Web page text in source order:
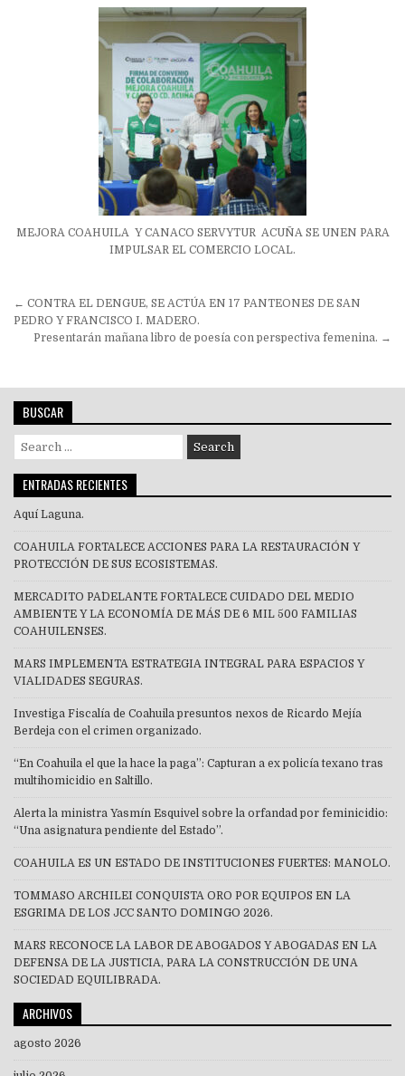
MEJORA COAHUILA Y CANACO SERVYTUR ACUÑA SE UNEN PARA
IMPULSAR EL COMERCIO LOCAL.
Navegación
de
entradas
← CONTRA EL DENGUE, SE ACTÚA EN 17 PANTEONES DE SAN
PEDRO Y FRANCISCO I. MADERO.
Presentarán mañana libro de poesía con perspectiva femenina. →
BUSCAR
Search
for:
ENTRADAS RECIENTES
Aquí Laguna.
COAHUILA FORTALECE ACCIONES PARA LA RESTAURACIÓN Y
PROTECCIÓN DE SUS ECOSISTEMAS.
MERCADITO PA´DELANTE FORTALECE CUIDADO DEL MEDIO
AMBIENTE Y LA ECONOMÍA DE MÁS DE 6 MIL 500 FAMILIAS
COAHUILENSES.
MARS IMPLEMENTA ESTRATEGIA INTEGRAL PARA ESPACIOS Y
VIALIDADES SEGURAS.
Investiga Fiscalía de Coahuila presuntos nexos de Ricardo Mejía
Berdeja con el crimen organizado.
“En Coahuila el que la hace la paga”: Capturan a ex policía texano tras
multihomicidio en Saltillo.
Alerta la ministra Yasmín Esquivel sobre la orfandad por feminicidio:
“Una asignatura pendiente del Estado”.
COAHUILA ES UN ESTADO DE INSTITUCIONES FUERTES: MANOLO.
TOMMASO ARCHILEI CONQUISTA ORO POR EQUIPOS EN LA
ESGRIMA DE LOS JCC SANTO DOMINGO 2026.
MARS RECONOCE LA LABOR DE ABOGADOS Y ABOGADAS EN LA
DEFENSA DE LA JUSTICIA, PARA LA CONSTRUCCIÓN DE UNA
SOCIEDAD EQUILIBRADA.
ARCHIVOS
agosto 2026